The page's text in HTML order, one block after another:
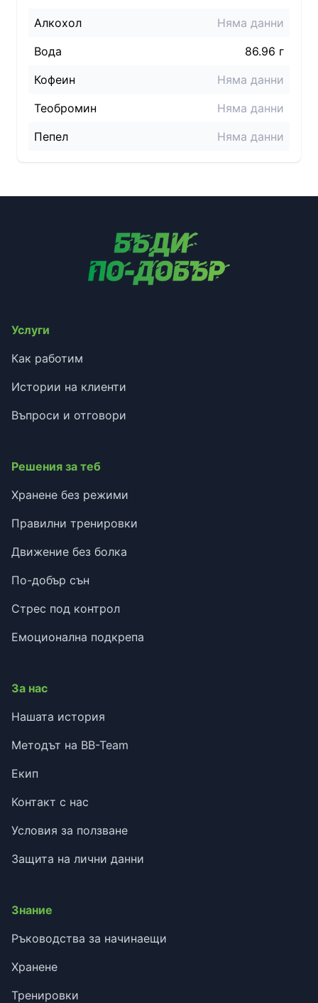
Алкохол
Няма данни
Вода
86.96 г
Кофеин
Няма данни
Теобромин
Няма данни
Пепел
Няма данни
Услуги
Как работим
Истории на клиенти
Въпроси и отговори
Решения за теб
Хранене без режими
Правилни тренировки
Движение без болка
По-добър сън
Стрес под контрол
Емоционална подкрепа
За нас
Нашата история
Методът на BB-Team
Екип
Контакт с нас
Условия за ползване
Защита на лични данни
Знание
Ръководства за начинаещи
Хранене
Тренировки